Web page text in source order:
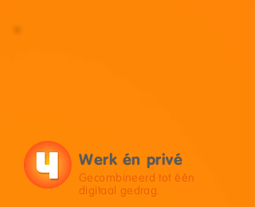
Werk én privé
Gecombineerd tot één
digitaal gedrag.